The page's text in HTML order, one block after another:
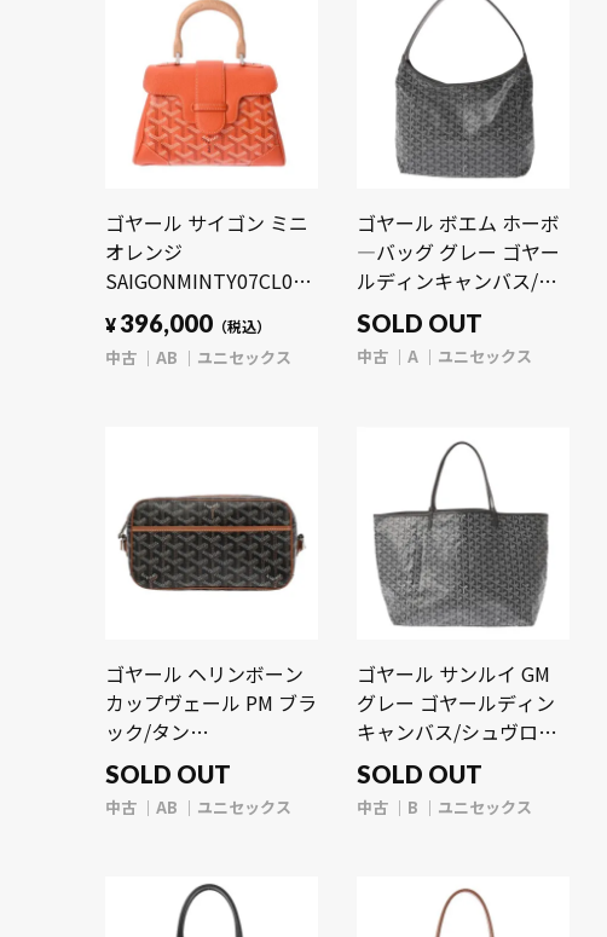
ゴヤール サイゴン ミニ
オレンジ
SAIGONMINTY07CL07P
ゴヤールディンキャンバ
ス/シュヴロッシュカー
フ ユニセックス バッグ
¥ 396,000 （税込）
中古 AB ユニセックス
ゴヤール ボエム ホーボ
―バッグ グレー ゴヤー
ルディンキャンバス/シ
ュヴロッシュカーフ ユ
ニセックス バッグ 【中
古】【bag】
SOLD OUT
中古 A ユニセックス
ゴヤール ヘリンボーン
カップヴェール PM ブラ
ック/タン
CAPE2MLTY01CL03P ゴ
ヤールディンキャンバ
ス/セルヴォンカーフ ユ
古】【bag】
SOLD OUT
中古 AB ユニセックス
ゴヤール サンルイ GM
グレー ゴヤールディン
キャンバス/シュヴロッ
シュカーフ ユニセック
ス バッグ 【中古】
【bag】
SOLD OUT
中古 B ユニセックス